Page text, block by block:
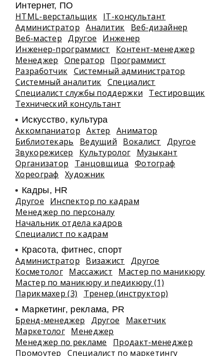
Интернет, ПО
HTML-верстальщик IT-консультант
Администратор
Аналитик
Веб-дизайнер
Веб-мастер
Другое
Инженер
Инженер-программист
Контент-менеджер
Менеджер
Оператор
Программист
Разработчик Системный администратор
Системный аналитик Специалист
Специалист службы поддержки
Тестировщик
Технический консультант
Искусство, культура
Аккомпаниатор Актер
Аниматор
Библиотекарь
Ведущий Вокалист
Другое
Звукорежисер
Культуролог
Музыкант
Организатор
Танцовщица
Фотограф
Хореограф
Художник
Кадры, HR
Другое
Инспектор по кадрам
Менеджер по персоналу
Начальник отдела кадров
Специалист по кадрам
Красота, фитнес, спорт
Администратор Визажист
Другое
Косметолог Массажист
Мастер по маникюру
Мастер по маникюру и педикюру (1)
Парикмахер (3)
Тренер (инструктор)
Маркетинг, реклама, PR
Бренд-менеджер Другое
Макетчик
Маркетолог Менеджер
Менеджер по рекламе
Продакт-менеджер
Промоутер
Специалист по маркетингу